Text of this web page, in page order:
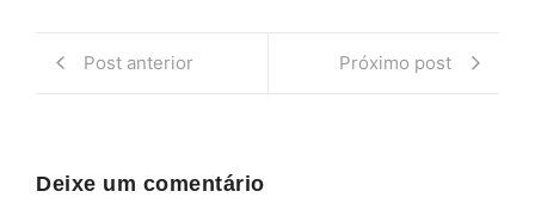
Post anterior Próximo post
Deixe um comentário